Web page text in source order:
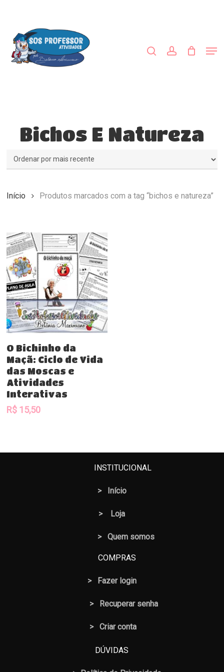
content
Bichos E Natureza
Início Produtos marcados com a tag “bichos e natureza”
Comprar
O Bichinho da
Maçã: Ciclo de Vida
das Moscas e
Atividades
Interativas
R$ 15,50
INSTITUCIONAL
> Início
> Loja
> Quem somos
COMPRAS
> Fazer login
> Recuperar senha
> Criar conta
DÚVIDAS